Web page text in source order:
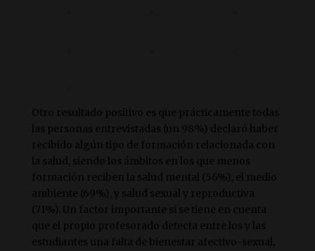
Otro resultado positivo es que prácticamente todas
las personas entrevistadas (un 98%) declaró haber
recibido algún tipo de formación relacionada con
la salud, siendo los ámbitos en los que menos
formación reciben la salud mental (56%), el medio
ambiente (69%), y salud sexual y reproductiva
(71%). Un factor importante si se tiene en cuenta
que el propio profesorado detecta entre los y las
estudiantes una falta de bienestar afectivo-sexual,